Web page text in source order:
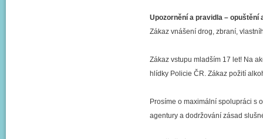
Upozornění a pravidla – opuštění
Zákaz vnášení drog, zbraní,
Zákaz vstupu mladším 17 let! Na
hlídky Policie ČR. Zákaz požití
Prosíme o maximální spolupráci s
agentury a dodržování zásad